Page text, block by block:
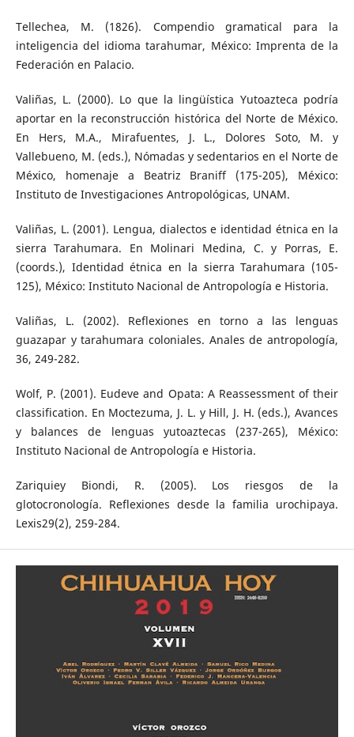
Tellechea, M. (1826). Compendio gramatical para la
inteligencia del idioma tarahumar, México: Imprenta de la
Federación en Palacio.
Valiñas, L. (2000). Lo que la lingüística Yutoazteca podría
aportar en la reconstrucción histórica del Norte de México.
En Hers, M.A., Mirafuentes, J. L., Dolores Soto, M. y
Vallebueno, M. (eds.), Nómadas y sedentarios en el Norte de
México, homenaje a Beatriz Braniff (175-205), México:
Instituto de Investigaciones Antropológicas, UNAM.
Valiñas, L. (2001). Lengua, dialectos e identidad étnica en la
sierra Tarahumara. En Molinari Medina, C. y Porras, E.
(coords.), Identidad étnica en la sierra Tarahumara (105-
125), México: Instituto Nacional de Antropología e Historia.
Valiñas, L. (2002). Reflexiones en torno a las lenguas
guazapar y tarahumara coloniales. Anales de antropología,
36, 249-282.
Wolf, P. (2001). Eudeve and Opata: A Reassessment of their
classification. En Moctezuma, J. L. y Hill, J. H. (eds.), Avances
y balances de lenguas yutoaztecas (237-265), México:
Instituto Nacional de Antropología e Historia.
Zariquiey Biondi, R. (2005). Los riesgos de la
glotocronología. Reflexiones desde la familia urochipaya.
Lexis29(2), 259-284.